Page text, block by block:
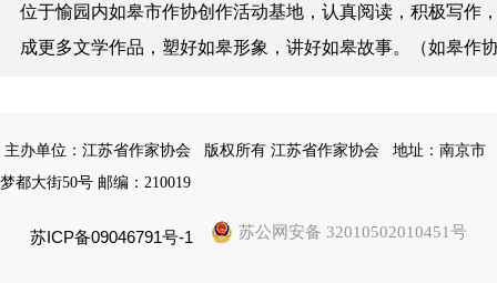
位于愉园内如皋市作协创作活动基地，认真阅读，积极写作
成更多文学作品，塑好如皋形象，讲好如皋故事。（如皋作
主办单位：江苏省作家协会 版权所有 江苏省作家协会
地址：南京市
梦都大街50号 邮编：210019
苏ICP备09046791号-1 苏公网安备 32010502010451号